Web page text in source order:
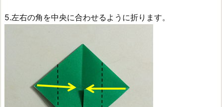
5.左右の角を中央に合わせるように折ります。